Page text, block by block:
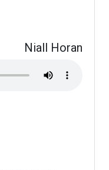
Niall Horan